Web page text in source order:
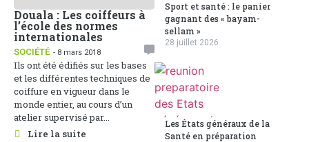
Douala : Les coiffeurs à
l’école des normes
internationales
SOCIÉTÉ - 8 mars 2018
Ils ont été édifiés sur les bases
et les différentes techniques de
coiffure en vigueur dans le
monde entier, au cours d’un
atelier supervisé par...
Lire la suite
Sport et santé : le panier
gagnant des « bayam-
sellam »
28 juillet 2026
Les États généraux de la
Santé en préparation